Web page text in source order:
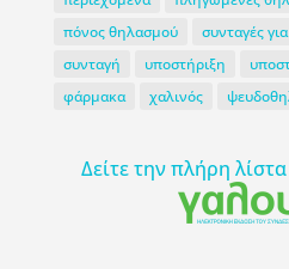
πόνος θηλασμού
συνταγές
συνταγή
υποστήριξη
φάρμακα
χαλινός
Δείτε την πλήρη